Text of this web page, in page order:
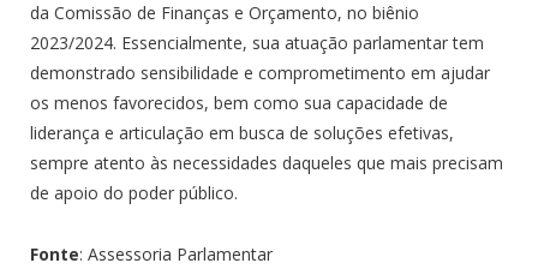
da Comissão de Finanças e Orçamento, no biênio
2023/2024. Essencialmente, sua atuação parlamentar tem
demonstrado sensibilidade e comprometimento em ajudar
os menos favorecidos, bem como sua capacidade de
liderança e articulação em busca de soluções efetivas,
sempre atento às necessidades daqueles que mais precisam
de apoio do poder público.
Fonte: Assessoria Parlamentar